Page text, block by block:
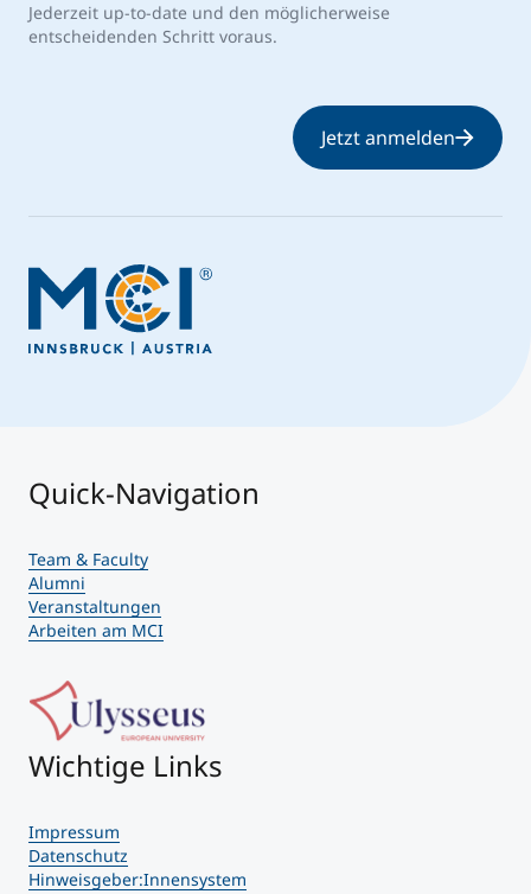
Jederzeit up-to-date und den möglicherweise
entscheidenden Schritt voraus.
Jetzt anmelden
Quick-Navigation
Team & Faculty
Alumni
Veranstaltungen
Arbeiten am MCI
Wichtige Links
Impressum
Datenschutz
Hinweisgeber:Innensystem